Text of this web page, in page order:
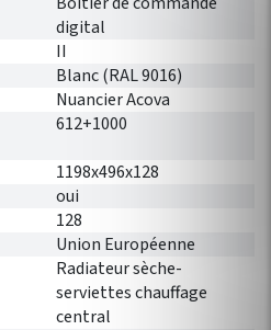
digital
II
Blanc (RAL 9016)
Nuancier Acova
612+1000
1198x496x128
oui
128
Union Européenne
Radiateur sèche-
serviettes chauffage
central